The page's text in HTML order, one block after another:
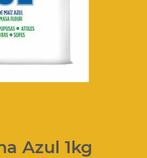
Azul 1kg